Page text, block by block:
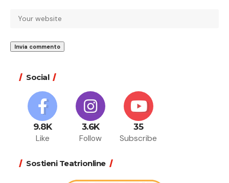
Social
9.8K
Like
3.6K
Follow
35
Subscribe
Sostieni Teatrionline